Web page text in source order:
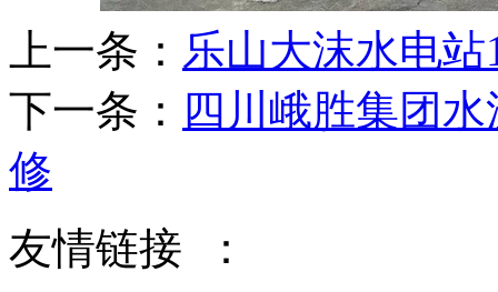
上一条： 乐山大沫水电
下一条： 四川峨胜集团
修
友情链接 ：